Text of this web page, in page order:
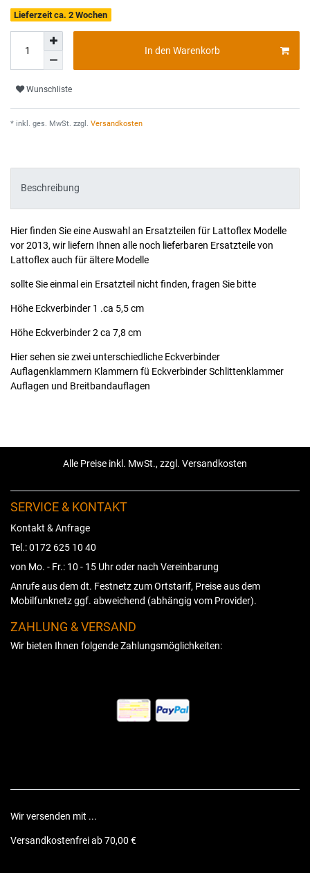
Lieferzeit ca. 2 Wochen
In den Warenkorb
Wunschliste
* inkl. ges. MwSt. zzgl. Versandkosten
Beschreibung
Hier finden Sie eine Auswahl an Ersatzteilen für Lattoflex Modelle
vor 2013, wir liefern Ihnen alle noch lieferbaren Ersatzteile von
Lattoflex auch für ältere Modelle
sollte Sie einmal ein Ersatzteil nicht finden, fragen Sie bitte
Höhe Eckverbinder 1 .ca 5,5 cm
Höhe Eckverbinder 2 ca 7,8 cm
Hier sehen sie zwei unterschiedliche Eckverbinder
Auflagenklammern Klammern fü Eckverbinder Schlittenklammer
Auflagen und Breitbandauflagen
Alle Preise inkl. MwSt., zzgl. Versandkosten
SERVICE & KONTAKT
Kontakt & Anfrage
Tel.: 0172 625 10 40
von Mo. - Fr.: 10 - 15 Uhr oder nach Vereinbarung
Anrufe aus dem dt. Festnetz zum Ortstarif, Preise aus dem
Mobilfunknetz ggf. abweichend (abhängig vom Provider).
ZAHLUNG & VERSAND
Wir bieten Ihnen folgende Zahlungsmöglichkeiten:
Wir versenden mit ...
Versandkostenfrei ab 70,00 €